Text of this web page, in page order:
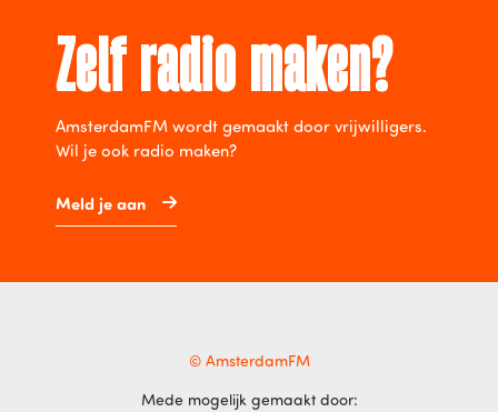
Zelf radio maken?
AmsterdamFM wordt gemaakt door vrijwilligers.
Wil je ook radio maken?
Meld je aan
© AmsterdamFM
Mede mogelijk gemaakt door: